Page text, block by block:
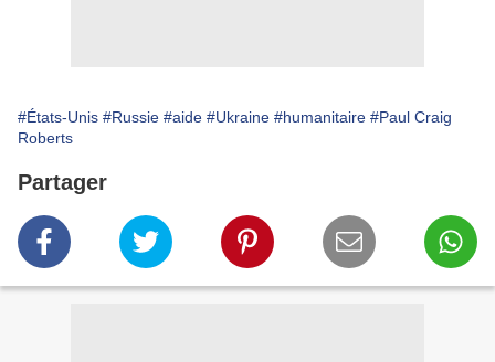
#États-Unis #Russie #aide #Ukraine #humanitaire #Paul Craig
Roberts
Partager